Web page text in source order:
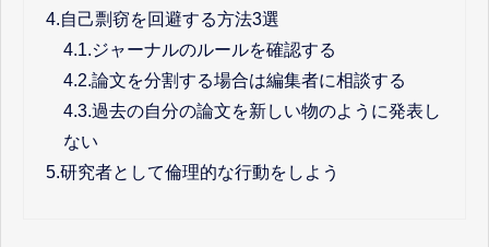
4.自己剽窃を回避する方法3選
4.1.ジャーナルのルールを確認する
4.2.論文を分割する場合は編集者に相談する
4.3.過去の自分の論文を新しい物のように発表し
ない
5.研究者として倫理的な行動をしよう